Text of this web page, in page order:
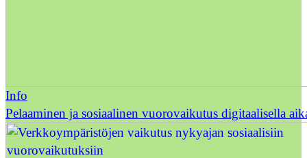
Info
Pelaaminen ja sosiaalinen vuorovaikutus digitaalisella